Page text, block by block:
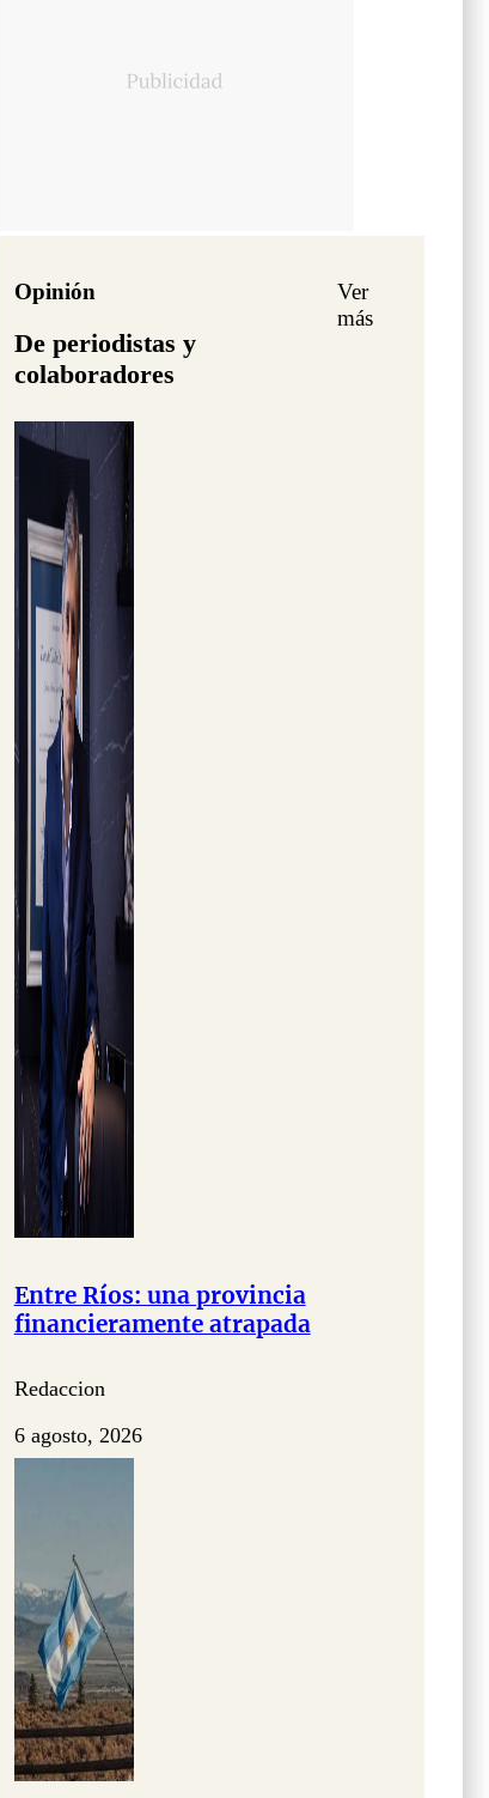
Opinión
De periodistas y
colaboradores
Ver
más
Entre Ríos: una provincia
financieramente atrapada
Redaccion
6 agosto, 2026